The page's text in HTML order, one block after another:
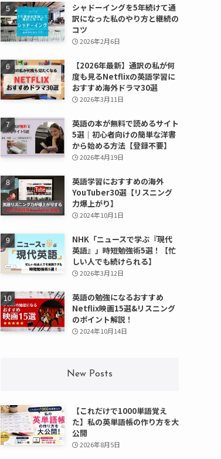
シャドーイングを5年続けて通
訳になった私のやり方と継続の
コツ
2026年2月6日
【2026年最新】通訳の私が何
度も見るNetflixの英語学習に
おすすめ海外ドラマ30選
2026年3月11日
英語の本が無料で読めるサイト
5選｜初心者向けの簡単な洋書
から始める方法【登録不要】
2026年4月19日
英語学習におすすめの海外
YouTuber30選【リスニング
力爆上がり】
2024年10月1日
NHK「ニュースで学ぶ『現代
英語』」時短勉強術5選！【忙
しい人でも続けられる】
2026年3月12日
英語の勉強になるおすすめ
Netflix映画15選&リスニング
のポイント解説！
2024年10月14日
New Posts
【これだけで1000単語覚え
た】私の英単語帳の作り方を大
公開
2026年8月5日